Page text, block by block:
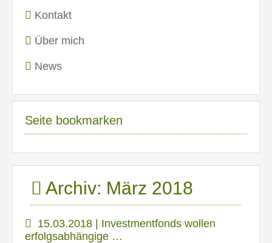
Kontakt
Über mich
News
Seite bookmarken
Archiv: März 2018
15.03.2018 | Investmentfonds wollen
erfolgsabhängige …